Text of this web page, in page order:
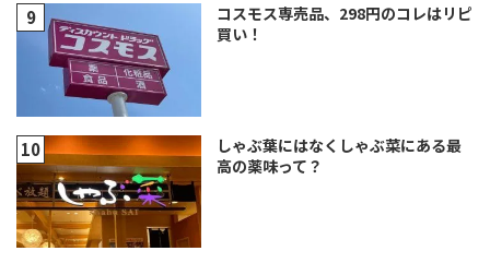
コスモス専売品、298円のコレはリピ
買い！
しゃぶ葉にはなくしゃぶ菜にある最
高の薬味って？